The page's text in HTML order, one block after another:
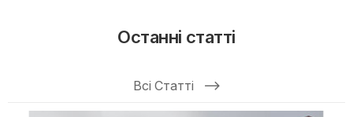
Останні статті
Всі Статті